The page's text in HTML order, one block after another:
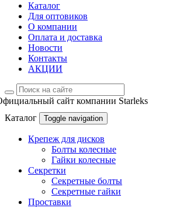
Каталог
Для оптовиков
О компании
Оплата и доставка
Новости
Контакты
АКЦИИ
сайт компании Starleks
Каталог
Toggle navigation
Крепеж для дисков
Болты колесные
Гайки колесные
Секретки
Секретные болты
Секретные гайки
Проставки